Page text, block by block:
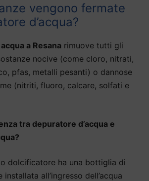
vengono fermate
d’acqua?
a Resana rimuove tutti gli
nocive (come cloro, nitrati,
pfas, metalli pesanti) o dannose
(nitriti, fluoro, calcare, solfati e
tra depuratore d’acqua e
dolcificatore ha una bottiglia di
installata all’ingresso dell’acqua